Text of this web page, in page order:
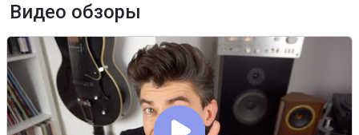
Видео обзоры